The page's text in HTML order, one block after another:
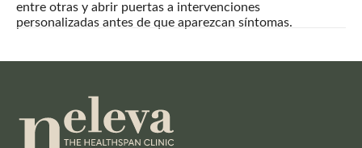
entre otras y abrir puertas a intervenciones
personalizadas antes de que aparezcan síntomas.